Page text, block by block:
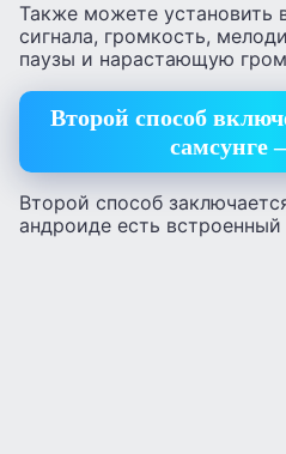
Также можете установить
сигнала, громкость,
паузы и нарастающую
Второй способ
самсунге
Второй способ
андроиде есть